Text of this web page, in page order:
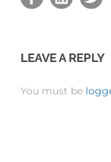
LEAVE A REPLY
You must be